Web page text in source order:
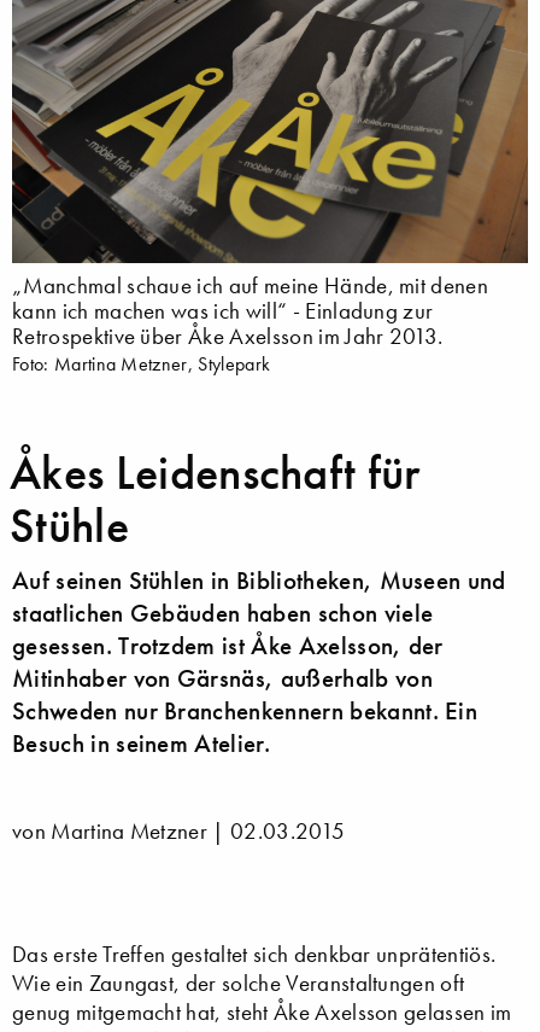
„Manchmal schaue ich auf meine Hände, mit denen
kann ich machen was ich will“ - Einladung zur
Retrospektive über Åke Axelsson im Jahr 2013.
Foto: Martina Metzner, Stylepark
Åkes Leidenschaft für
Stühle
Auf seinen Stühlen in Bibliotheken, Museen und
staatlichen Gebäuden haben schon viele
gesessen. Trotzdem ist Åke Axelsson, der
Mitinhaber von Gärsnäs, außerhalb von
Schweden nur Branchenkennern bekannt. Ein
Besuch in seinem Atelier.
von Martina Metzner |02.03.2015
Das erste Treffen gestaltet sich denkbar unprätentiös.
Wie ein Zaungast, der solche Veranstaltungen oft
genug mitgemacht hat, steht Åke Axelsson gelassen im